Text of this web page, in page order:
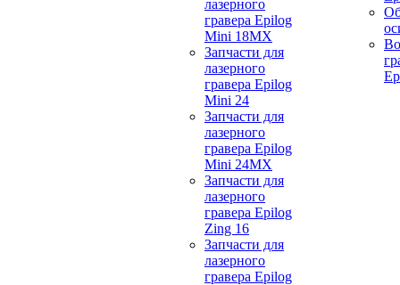
лазерного
гравера Epilog
Mini 18MX
Запчасти для
лазерного
гравера Epilog
Mini 24
Запчасти для
лазерного
гравера Epilog
Mini 24MX
Запчасти для
лазерного
гравера Epilog
Zing 16
Запчасти для
лазерного
гравера Epilog